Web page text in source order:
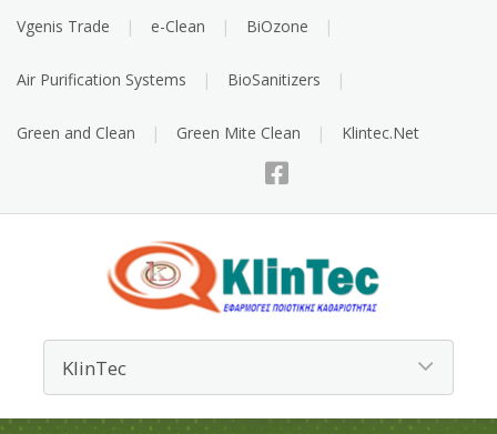
Vgenis Trade e-Clean BiOzone
Air Purification Systems BioSanitizers
Green and Clean Green Mite Clean Klintec.Net